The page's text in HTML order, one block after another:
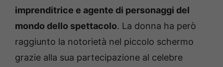
imprenditrice e agente di personaggi del
mondo dello spettacolo. La donna ha però
raggiunto la notorietà nel piccolo schermo
grazie alla sua partecipazione al celebre